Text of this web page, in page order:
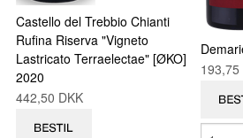
Castello del Trebbio Chianti
Rufina Riserva "Vigneto
Lastricato Terraelectae" [ØKO]
2020
442,50 DKK
193,75